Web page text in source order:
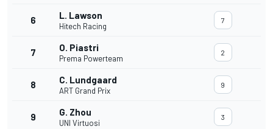
6 L. Lawson
Hitech Racing
7
7 O. Piastri
Prema Powerteam
2
8 C. Lundgaard
ART Grand Prix
9
9 G. Zhou
UNI Virtuosi
3